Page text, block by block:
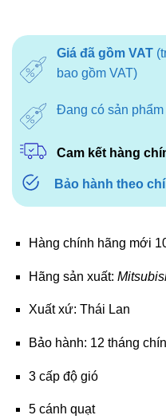
Giá đã gồm VAT
bao gồm VAT)
Đang có sản
Cam kết hàng
Bảo hành theo
Hàng chính hãng mới
Hãng sản xuất:
Xuất xứ: Thái Lan
Bảo hành: 12 tháng
3 cấp độ gió
5 cánh quạt